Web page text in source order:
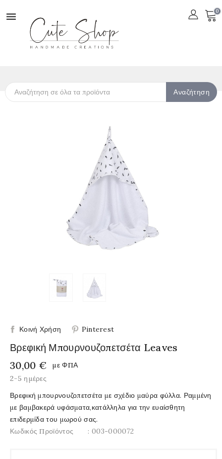
 0
Αναζήτηση
Κοινή Χρήση Pinterest
Βρεφική Μπουρνουζοπετσέτα Leaves
30,00 €
με ΦΠΑ
2-5 ημέρες
Βρεφική μπουρνουζοπετσέτα με σχέδιο μαύρα φύλλα. Ραμμένη
με βαμβακερά υφάσματα,κατάλληλα για την ευαίσθητη
επιδερμίδα του μωρού σας.
Κωδικός Προϊόντος
: 003-000072